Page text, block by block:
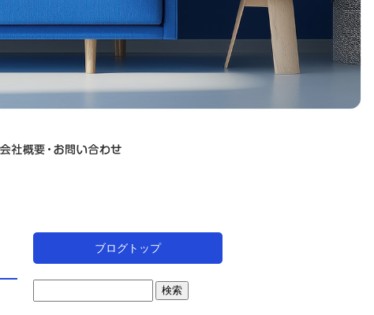
ブログトップ